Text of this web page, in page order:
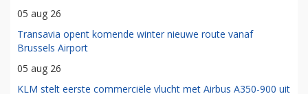
05 aug 26
Transavia opent komende winter nieuwe route vanaf
Brussels Airport
05 aug 26
KLM stelt eerste commerciële vlucht met Airbus A350-900 uit